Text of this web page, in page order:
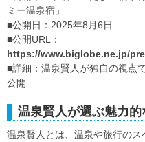
ミー温泉宿」
■公開日：2025年8月6日
■公開URL：
https://www.biglobe.ne.jp/
■詳細：温泉賢人が独自の視点
公開
温泉賢人が選ぶ魅力的
温泉賢人とは、温泉や旅行の